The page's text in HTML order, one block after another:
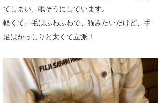
てしまい、眠そうにしています。
軽くて、毛はふわふわで、猫みたいだけど、手
足はがっしりと太くて立派！
小川予報士
上田純子
唐澤予報士
SancheZ